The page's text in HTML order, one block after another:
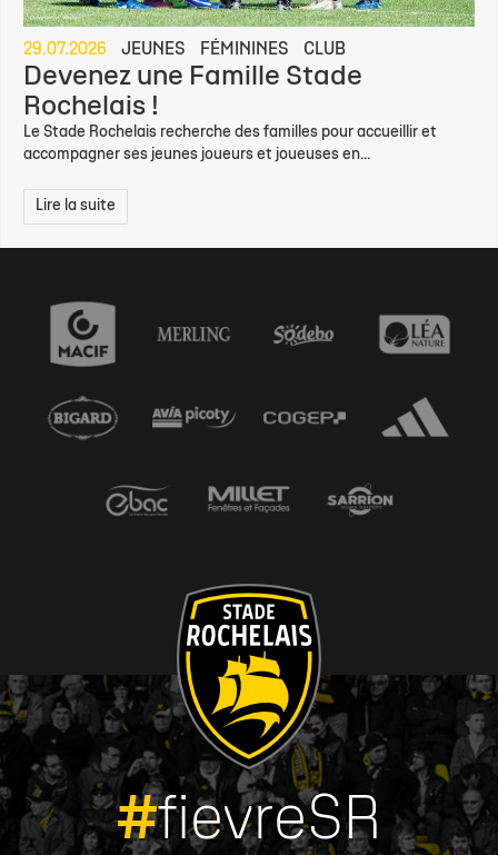
29.07.2026 JEUNES FÉMININES CLUB
Devenez une Famille Stade
Rochelais !
Le Stade Rochelais recherche des familles pour accueillir et
accompagner ses jeunes joueurs et joueuses en...
Lire la suite
#fievreSR